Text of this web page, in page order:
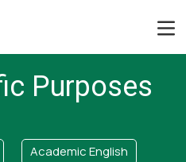
Purposes
Academic English